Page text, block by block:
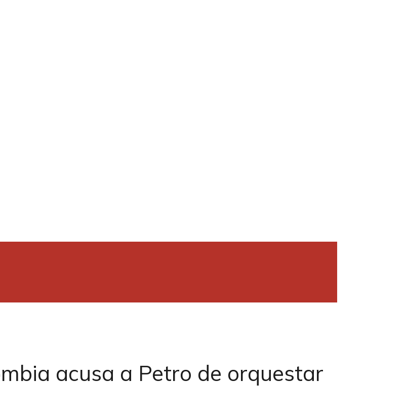
acusa a Petro de orquestar